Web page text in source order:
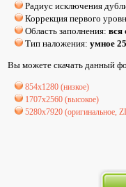
Радиус исключения
Коррекция первого
Область заполнения: вся
Тип наложения: умное
Вы можете скачать данный
854х1280 (низкое)
1707х2560 (высокое)
5280х7920 (оригинальное,